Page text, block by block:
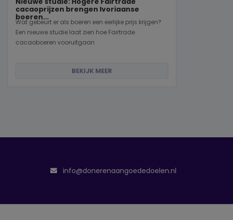
cacaoprijzen brengen Ivoriaanse
boeren...
Wat gebeurt er als boeren een eerlijke prijs krijgen?
Een nieuwe studie laat zien hoe Fairtrade
cacaoboeren vooruitgaan
BEKIJK MEER
info@donerenaangoededoelen.nl